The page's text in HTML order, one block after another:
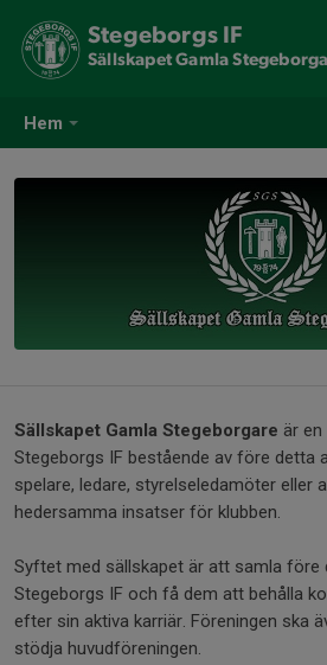
Hem
Stegeborgs IF
Sällskapet Gamla
Sällskapet Gamla Stegeborgare är
Stegeborgs IF bestående av före detta
spelare, ledare, styrelseledamöter eller
hedersamma insatser för klubben.
Syftet med sällskapet är att samla före
Stegeborgs IF och få dem att behålla
efter sin aktiva karriär. Föreningen ska
stödja huvudföreningen.